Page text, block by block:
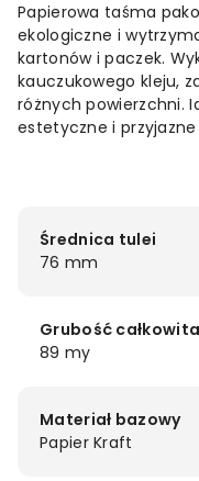
Papierowa taśma
ekologiczne i
kartonów i paczek.
kauczukowego kleju,
różnych powierzchni.
estetyczne i
Średnica tulei
76 mm
Grubość całkowita
89 my
Materiał bazowy
Papier Kraft